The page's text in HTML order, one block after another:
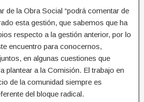
de la Obra Social “podrá comentar de
esta gestión, que sabemos que ha
respecto a la gestión anterior, por lo
encuentro para conocernos,
en algunas cuestiones que
plantear a la Comisión. El trabajo en
de la comunidad siempre es
del bloque radical.